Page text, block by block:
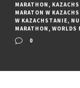
MARATHON ,
MARATON W
W KAZACHSTANIE,
MARATHON , WORLDS
0